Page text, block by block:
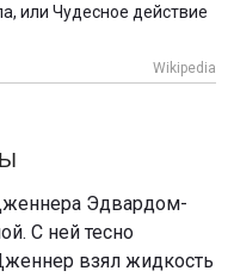
или Чудесное действие
Wikipedia
Эдвардом-
С ней тесно
взял жидкость